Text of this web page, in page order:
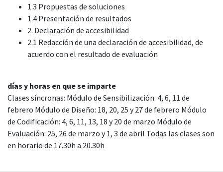
1.3 Propuestas de soluciones
1.4 Presentación de resultados
2. Declaración de accesibilidad
2.1 Redacción de una declaración de accesibilidad, de
acuerdo con el resultado de evaluación
días y horas en que se imparte
Clases síncronas: Módulo de Sensibilización: 4, 6, 11 de
febrero Módulo de Diseño: 18, 20, 25 y 27 de febrero Módulo
de Codificación: 4, 6, 11, 13, 18 y 20 de marzo Módulo de
Evaluación: 25, 26 de marzo y 1, 3 de abril Todas las clases son
en horario de 17.30h a 20.30h